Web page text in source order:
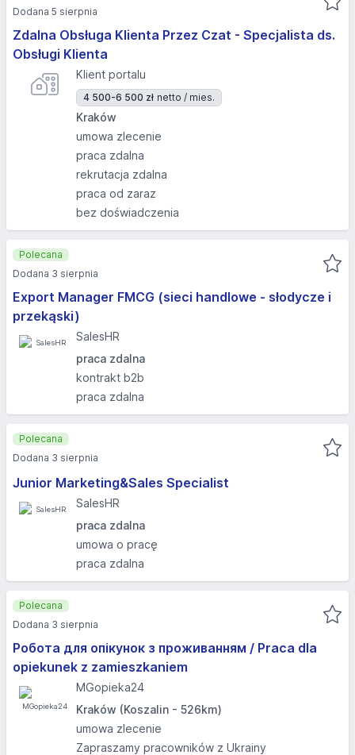
Zdalna Obsługa Klienta Przez Czat - Specjalista ds.
Obsługi Klienta
Klient portalu
4 500-6 500 zł netto / mies.
Kraków
umowa zlecenie
praca zdalna
rekrutacja zdalna
praca od zaraz
bez doświadczenia
Dodana 5 sierpnia
Export Manager FMCG (sieci handlowe - słodycze i
przekąski)
SalesHR
praca zdalna
kontrakt b2b
praca zdalna
Polecana
Dodana 3 sierpnia
Junior Marketing&Sales Specialist
SalesHR
praca zdalna
umowa o pracę
praca zdalna
Polecana
Dodana 3 sierpnia
Робота для опікунок з проживанням / Praca dla
opiekunek z zamieszkaniem
MGopieka24
Kraków (Koszalin - 526km)
umowa zlecenie
Zapraszamy pracowników z Ukrainy
Polecana
Dodana 3 sierpnia